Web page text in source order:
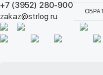
+7 (3952) 280-900
zakaz@strlog.ru